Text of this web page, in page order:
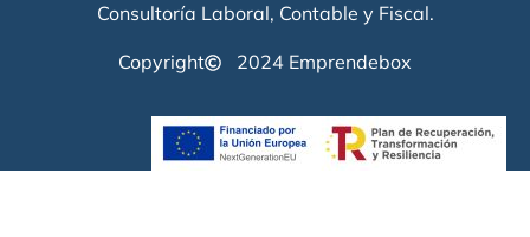
Consultoría Laboral, Contable y Fiscal.
Copyright 2024 Emprendebox